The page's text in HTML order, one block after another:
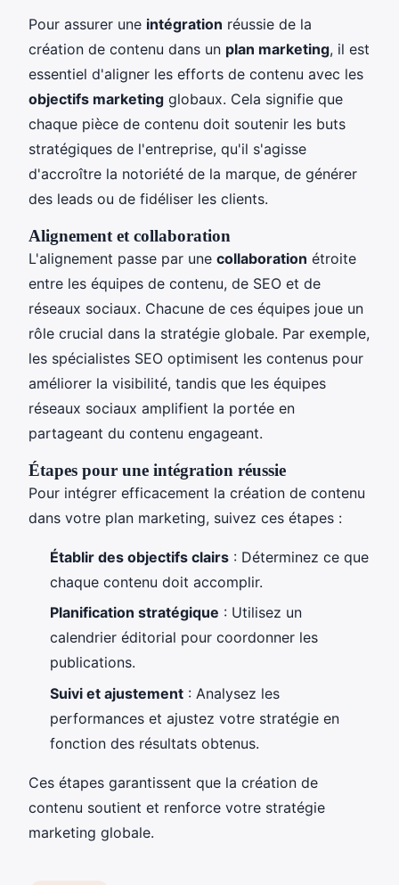
Pour assurer une intégration réussie de la
création de contenu dans un plan marketing, il est
essentiel d'aligner les efforts de contenu avec les
objectifs marketing globaux. Cela signifie que
chaque pièce de contenu doit soutenir les buts
stratégiques de l'entreprise, qu'il s'agisse
d'accroître la notoriété de la marque, de générer
des leads ou de fidéliser les clients.
Alignement et collaboration
L'alignement passe par une collaboration étroite
entre les équipes de contenu, de SEO et de
réseaux sociaux. Chacune de ces équipes joue un
rôle crucial dans la stratégie globale. Par exemple,
les spécialistes SEO optimisent les contenus pour
améliorer la visibilité, tandis que les équipes
réseaux sociaux amplifient la portée en
partageant du contenu engageant.
Étapes pour une intégration réussie
Pour intégrer efficacement la création de contenu
dans votre plan marketing, suivez ces étapes :
Établir des objectifs clairs : Déterminez ce que
chaque contenu doit accomplir.
Planification stratégique : Utilisez un
calendrier éditorial pour coordonner les
publications.
Suivi et ajustement : Analysez les
performances et ajustez votre stratégie en
fonction des résultats obtenus.
Ces étapes garantissent que la création de
contenu soutient et renforce votre stratégie
marketing globale.